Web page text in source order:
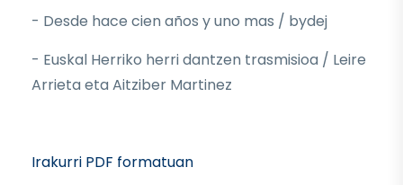
- Desde hace cien años y uno mas / bydej
- Euskal Herriko herri dantzen trasmisioa / Leire
Arrieta eta Aitziber Martinez
Irakurri PDF formatuan